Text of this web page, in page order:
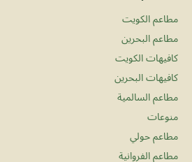
مطاعم الكويت
مطاعم البحرين
كافيهات الكويت
كافيهات البحرين
مطاعم السالمية
منوعات
مطاعم حولي
مطاعم الفروانية